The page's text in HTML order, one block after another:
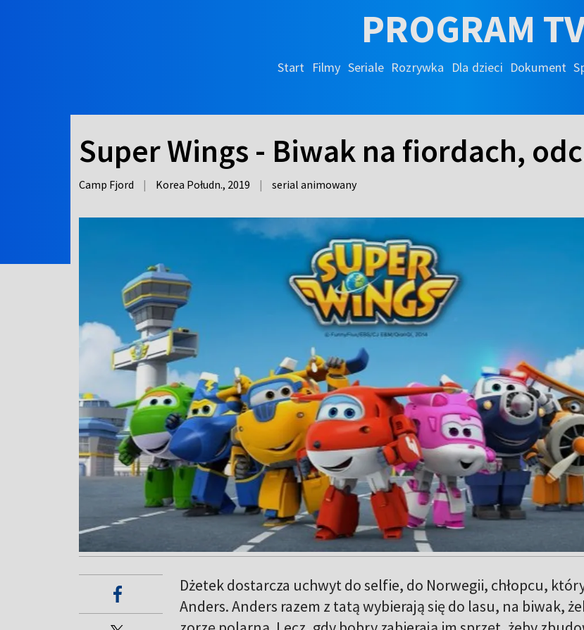
PROGRAM
Start Filmy Seriale Rozrywka Dla dzieci Dokument
Super Wings - Biwak na fiordach,
Camp Fjord | Korea Połudn., 2019 | serial animowany
Dżetek dostarcza uchwyt do selfie, do Norwegii, chłopcu,
Anders. Anders razem z tatą wybierają się do lasu, na biwak,